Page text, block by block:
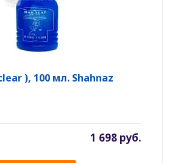
), 100 мл. Shahnaz
1 698 руб.